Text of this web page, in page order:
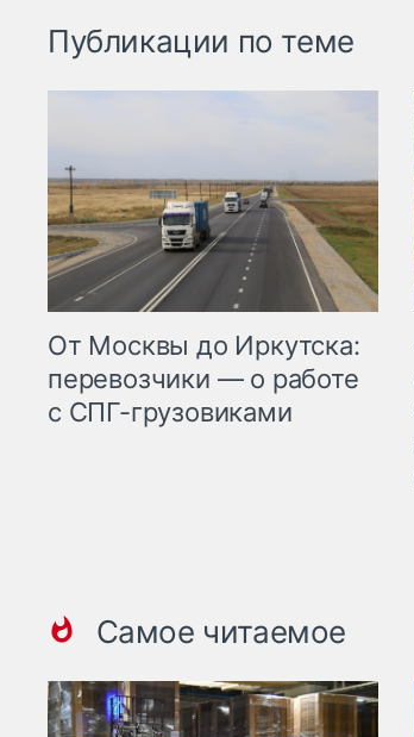
Публикации по теме
От Москвы до Иркутска:
перевозчики — о работе
с СПГ-грузовиками
Самое читаемое